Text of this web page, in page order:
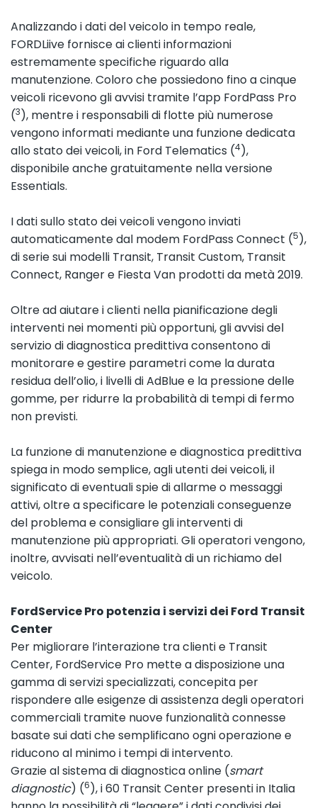
Analizzando i dati del veicolo in tempo reale,
FORDLiive fornisce ai clienti informazioni
estremamente specifiche riguardo alla
manutenzione. Coloro che possiedono fino a cinque
veicoli ricevono gli avvisi tramite l’app FordPass Pro
(3), mentre i responsabili di flotte più numerose
vengono informati mediante una funzione dedicata
allo stato dei veicoli, in Ford Telematics (4),
disponibile anche gratuitamente nella versione
Essentials.
I dati sullo stato dei veicoli vengono inviati
automaticamente dal modem FordPass Connect (5),
di serie sui modelli Transit, Transit Custom, Transit
Connect, Ranger e Fiesta Van prodotti da metà 2019.
Oltre ad aiutare i clienti nella pianificazione degli
interventi nei momenti più opportuni, gli avvisi del
servizio di diagnostica predittiva consentono di
monitorare e gestire parametri come la durata
residua dell’olio, i livelli di AdBlue e la pressione delle
gomme, per ridurre la probabilità di tempi di fermo
non previsti.
La funzione di manutenzione e diagnostica predittiva
spiega in modo semplice, agli utenti dei veicoli, il
significato di eventuali spie di allarme o messaggi
attivi, oltre a specificare le potenziali conseguenze
del problema e consigliare gli interventi di
manutenzione più appropriati. Gli operatori vengono,
inoltre, avvisati nell’eventualità di un richiamo del
veicolo.
FordService Pro potenzia i servizi dei Ford Transit
Center
Per migliorare l’interazione tra clienti e Transit
Center, FordService Pro mette a disposizione una
gamma di servizi specializzati, concepita per
rispondere alle esigenze di assistenza degli operatori
commerciali tramite nuove funzionalità connesse
basate sui dati che semplificano ogni operazione e
riducono al minimo i tempi di intervento.
Grazie al sistema di diagnostica online (smart
diagnostic) (6), i 60 Transit Center presenti in Italia